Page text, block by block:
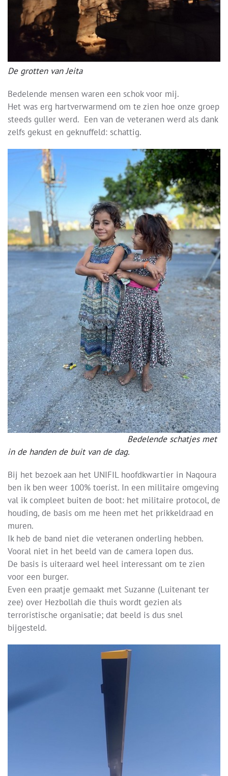
De grotten van Jeita
Bedelende mensen waren een schok voor mij.
Het was erg hartverwarmend om te zien hoe onze groep
steeds guller werd. Een van de veteranen werd als dank
zelfs gekust en geknuffeld: schattig.
Bedelende schatjes met
in de handen de buit van de dag.
Bij het bezoek aan het UNIFIL hoofdkwartier in Naqoura
ben ik ben weer 100% toerist. In een militaire omgeving
val ik compleet buiten de boot: het militaire protocol, de
houding, de basis om me heen met het prikkeldraad en
muren.
Ik heb de band niet die veteranen onderling hebben.
Vooral niet in het beeld van de camera lopen dus.
De basis is uiteraard wel heel interessant om te zien
voor een burger.
Even een praatje gemaakt met Suzanne (Luitenant ter
zee) over Hezbollah die thuis wordt gezien als
terroristische organisatie; dat beeld is dus snel
bijgesteld.